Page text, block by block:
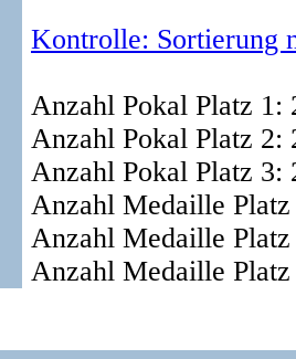
Kontrolle: Sortierung
Anzahl Pokal Platz 1:
Anzahl Pokal Platz 2:
Anzahl Pokal Platz 3:
Anzahl Medaille
Anzahl Medaille
Anzahl Medaille